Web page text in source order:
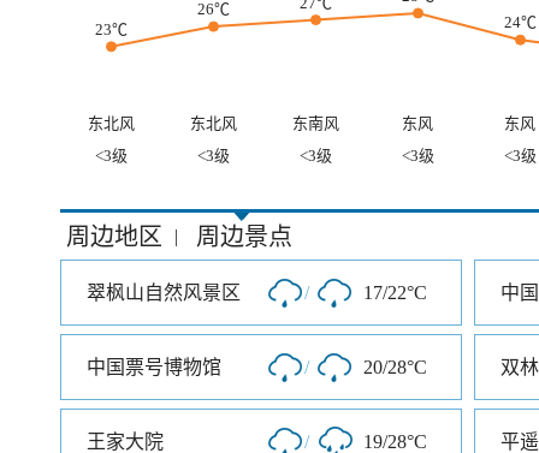
23℃
26℃
24℃
东北风 东北风 东南风 东风
东风
<3级
<3级 <3级 <3级 <3级
周边地区 | 周边景点
翠枫山自然风景区 / 17/22°C 中
中国票号博物馆 / 20/28°C 双
王家大院 / 19/28°C 平